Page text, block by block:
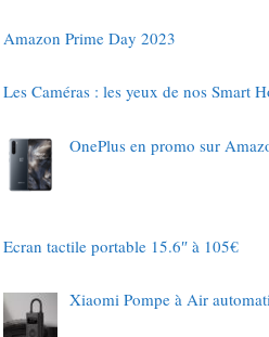
Amazon Prime Day 2023
Les Caméras : les yeux de nos Smart
OnePlus en promo sur
Ecran tactile portable 15.6″ à 105€
Xiaomi Pompe à Air